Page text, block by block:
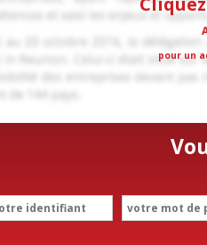
pour un